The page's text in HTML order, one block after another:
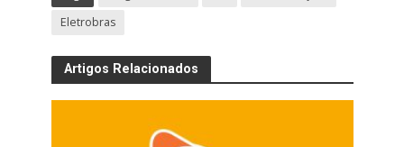
Eletrobras
Artigos Relacionados